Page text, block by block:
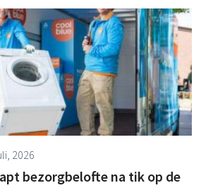
woonplaats.
2026
bezorgbelofte na tik op de